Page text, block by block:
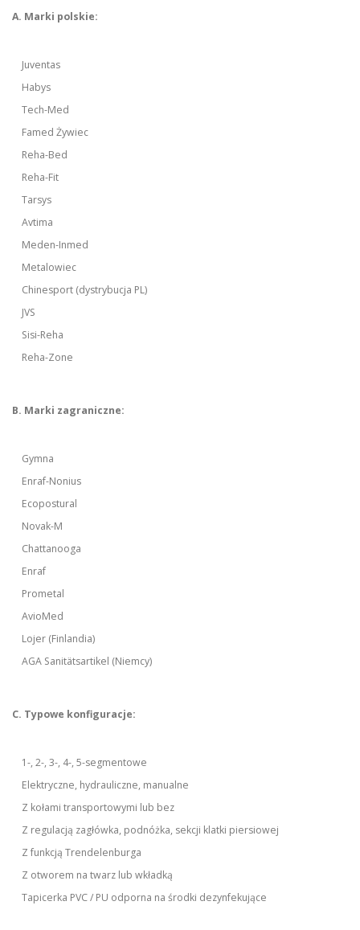
A. Marki polskie:
Juventas
Habys
Tech-Med
Famed Żywiec
Reha-Bed
Reha-Fit
Tarsys
Avtima
Meden-Inmed
Metalowiec
Chinesport (dystrybucja PL)
JVS
Sisi-Reha
Reha-Zone
B. Marki zagraniczne:
Gymna
Enraf-Nonius
Ecopostural
Novak-M
Chattanooga
Enraf
Prometal
AvioMed
Lojer (Finlandia)
AGA Sanitätsartikel (Niemcy)
C. Typowe konfiguracje:
1-, 2-, 3-, 4-, 5-segmentowe
Elektryczne, hydrauliczne, manualne
Z kołami transportowymi lub bez
Z regulacją zagłówka, podnóżka, sekcji klatki piersiowej
Z funkcją Trendelenburga
Z otworem na twarz lub wkładką
Tapicerka PVC / PU odporna na środki dezynfekujące